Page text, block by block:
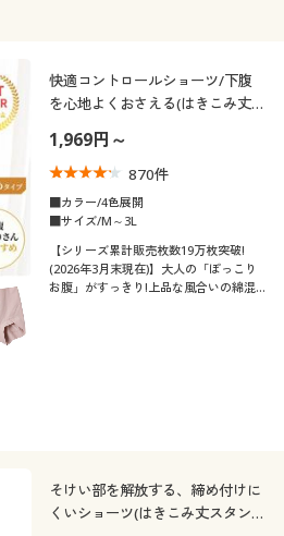
快適コントロールショーツ/下腹
を心地よくおさえる(はきこみ丈深
1,969円～
870件
■カラー/4色展開
■サイズ/M～3L
【シリーズ累計販売枚数19万枚突破!
(2026年3月末現在)】大人の「ぽっこり
お腹」がすっきり!上品な風合いの綿混
そけい部を解放する、締め付けに
くいショーツ(はきこみ丈スタンダ